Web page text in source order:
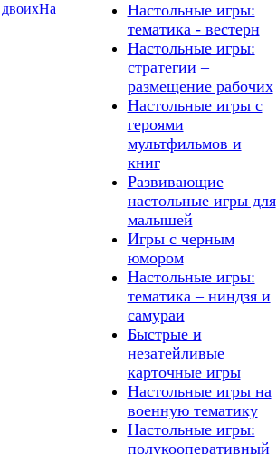
На
Настольные игры:
тематика - вестерн
Настольные игры:
стратегии –
размещение рабочих
Настольные игры с
героями
мультфильмов и
книг
Развивающие
настольные игры для
малышей
Игры с черным
юмором
Настольные игры:
тематика – ниндзя и
самураи
Быстрые и
незатейливые
карточные игры
Настольные игры на
военную тематику
Настольные игры:
полукооперативный